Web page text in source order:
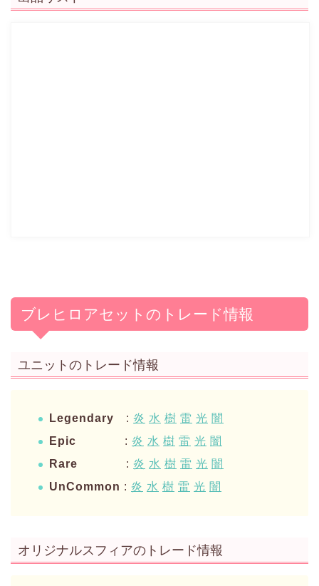
ブレヒロアセットのトレード情報
ユニットのトレード情報
Legendary : 炎 水 樹 雷 光 闇
Epic : 炎 水 樹 雷 光 闇
Rare : 炎 水 樹 雷 光 闇
UnCommon : 炎 水 樹 雷 光 闇
オリジナルスフィアのトレード情報